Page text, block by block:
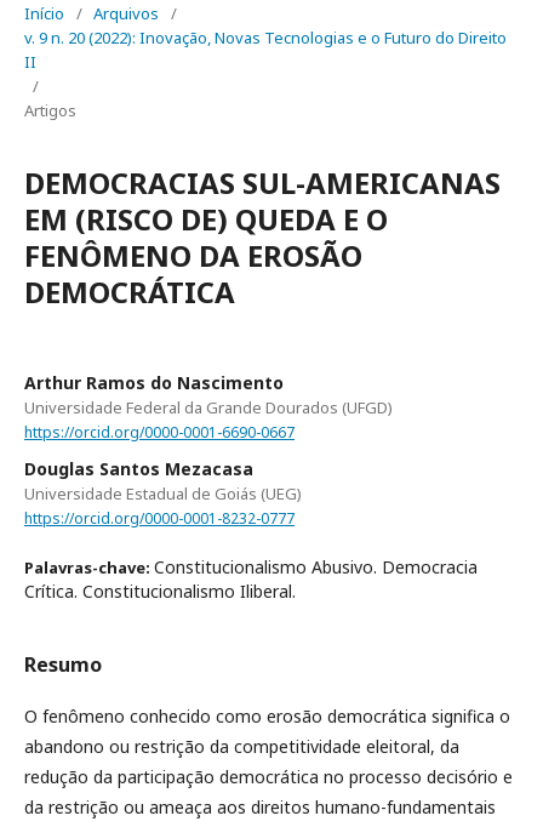
Início / Arquivos
/
v. 9 n. 20 (2022): Inovação, Novas Tecnologias e o Futuro do Direito
II
/
Artigos
DEMOCRACIAS SUL-AMERICANAS
EM (RISCO DE) QUEDA E O
FENÔMENO DA EROSÃO
DEMOCRÁTICA
Arthur Ramos do Nascimento
Universidade Federal da Grande Dourados (UFGD)
https://orcid.org/0000-0001-6690-0667
Douglas Santos Mezacasa
Universidade Estadual de Goiás (UEG)
https://orcid.org/0000-0001-8232-0777
Palavras-chave: Constitucionalismo Abusivo. Democracia
Crítica. Constitucionalismo Iliberal.
Resumo
O fenômeno conhecido como erosão democrática significa o
abandono ou restrição da competitividade eleitoral, da
redução da participação democrática no processo decisório e
da restrição ou ameaça aos direitos humano-fundamentais